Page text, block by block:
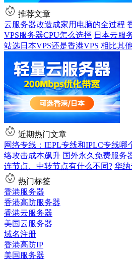
推荐文章
云服务器改造成家用电脑的全过程
VPS服务器CPU怎么选择 日本云服
站选日本VPS还是香港VPS 相比其
近期热门文章
网络专线：IEPL专线和IPLC专线哪
络攻击成本飙升 国外永久免费服务
连节点、中转节点有什么不同? 华纳
热门标签
香港服务器
香港高防服务器
香港云服务器
美国云服务器
域名注册
香港高防IP
美国服务器